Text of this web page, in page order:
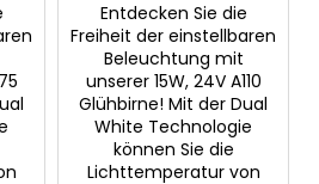
Entdecken Sie die
Freiheit der einstellbaren
Beleuchtung mit
unserer 15W, 24V A110
Glühbirne! Mit der Dual
White Technologie
können Sie die
Lichttemperatur von